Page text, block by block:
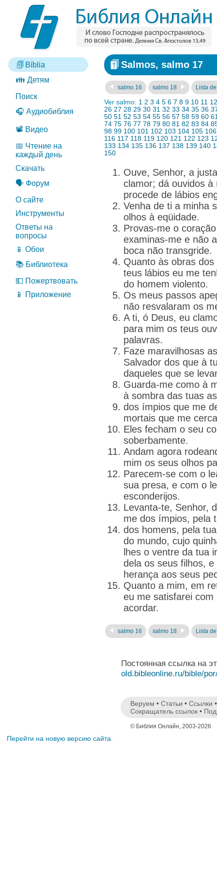
Bíblia
👪 Детям
Поиск
🎧 Аудиобиблия
📽️ Видео
📅 Чтение на
каждый день
Скачать
🗣️ Форум
О сайте
Инструменты
Ответы на
вопросы
📱 Обои
📚 Библиотека
💵 Пожертвовать
📱 Приложение
Salmos, salmo 17
salmo 16 salmo 18 Lista
Ver salmo: 1 2 3 4 5 6 7 8 9 10 11 12
26 27 28 29 30 31 32 33 34 35 36
50 51 52 53 54 55 56 57 58 59 60
74 75 76 77 78 79 80 81 82 83 84
98 99 100 101 102 103 104 105 106
116 117 118 119 120 121 122 123
133 134 135 136 137 138 139 140
150
Ouve, Senhor, a
clamor; dá ouvidos
procede de lábios
Venha de ti a minha
olhos à eqüidade.
Provas-me o
examinas-me e não
boca não transgride.
Quanto às obras
teus lábios eu me
do homem violento.
Os meus passos
não resvalaram os
A ti, ó Deus, eu
para mim os teus
palavras.
Faze maravilhosas
Salvador dos que à
daqueles que se
Guarda-me como à
à sombra das tuas
dos ímpios que me
mortais que me
Eles fecham o seu
soberbamente.
Andam agora
mim os seus olhos
Parecem-se com o
sua presa, e com o
esconderijos.
Levanta-te, Senhor,
me dos ímpios, pela
dos homens, pela
do mundo, cujo
lhes o ventre da tua
dela os seus filhos,
herança aos seus
Quanto a mim, em
eu me satisfarei
acordar.
salmo 16 salmo 18 Lista
Постоянная ссылка на
old.bibleonline.ru/bible/
Веруем • Статьи • Ссылки
Сокращатель ссылок •
© Библия Онлайн, 2003-2026
Перейти на новую версию сайта.